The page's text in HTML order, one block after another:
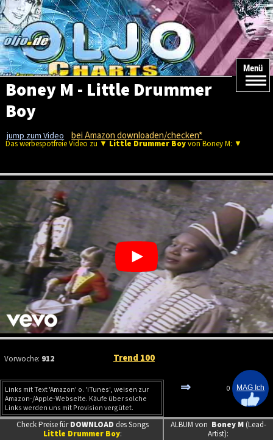
Menü
Boney M - Little Drummer
Boy
jump zum Video bei Amazon downloaden/checken*
Das werbespotfreie Video zu ▼ Little Drummer Boyvon Boney M: ▼
Vorwoche: 912 Trend 100
Links mit Text 'Amazon' o. 'iTunes', weisen zur
Amazon-/Apple-Webseite. Käufe über solche
Links werden uns mit Provision vergütet.
⇒ 0
Check Preise fürDOWNLOAD des Songs
Little Drummer Boy:
ALBUM von Boney M(Lead-
Artist):